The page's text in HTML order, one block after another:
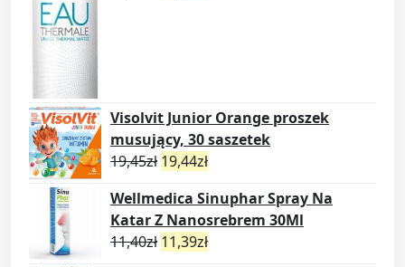
Visolvit Junior Orange proszek
musujący, 30 saszetek
19,45zł 19,44zł
Wellmedica Sinuphar Spray Na
Katar Z Nanosrebrem 30Ml
11,40zł 11,39zł